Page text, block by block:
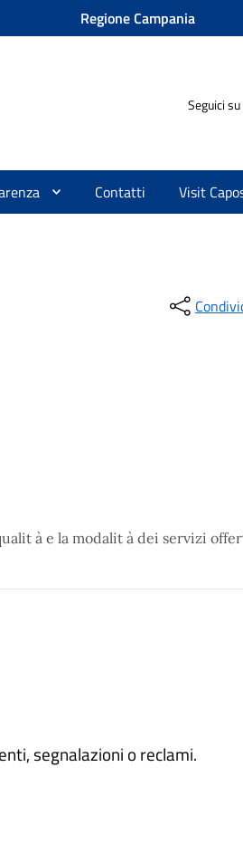
Regione Campania
Seguici su
Contatti Visit
à e la modalit à dei servizi
segnalazioni o reclami.